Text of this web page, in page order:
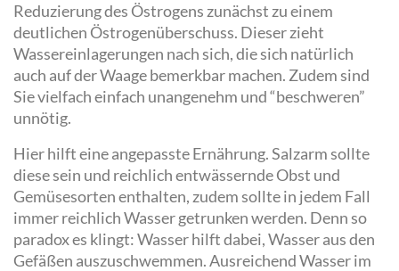
Reduzierung des Östrogens zunächst zu einem
deutlichen Östrogenüberschuss. Dieser zieht
Wassereinlagerungen nach sich, die sich natürlich
auch auf der Waage bemerkbar machen. Zudem sind
Sie vielfach einfach unangenehm und “beschweren”
unnötig.
Hier hilft eine angepasste Ernährung. Salzarm sollte
diese sein und reichlich entwässernde Obst und
Gemüsesorten enthalten, zudem sollte in jedem Fall
immer reichlich Wasser getrunken werden. Denn so
paradox es klingt: Wasser hilft dabei, Wasser aus den
Gefäßen auszuschwemmen. Ausreichend Wasser im